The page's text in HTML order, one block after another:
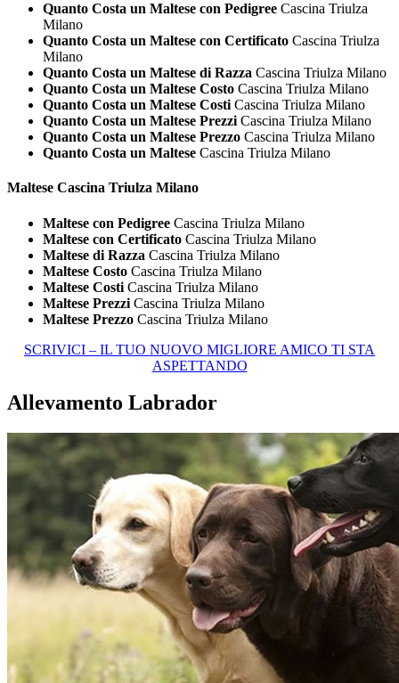
Quanto Costa un Maltese con Pedigree Cascina Triulza
Milano
Quanto Costa un Maltese con Certificato Cascina Triulza
Milano
Quanto Costa un Maltese di Razza Cascina Triulza Milano
Quanto Costa un Maltese Costo Cascina Triulza Milano
Quanto Costa un Maltese Costi Cascina Triulza Milano
Quanto Costa un Maltese Prezzi Cascina Triulza Milano
Quanto Costa un Maltese Prezzo Cascina Triulza Milano
Quanto Costa un Maltese Cascina Triulza Milano
Maltese Cascina Triulza Milano
Maltese con Pedigree Cascina Triulza Milano
Maltese con Certificato Cascina Triulza Milano
Maltese di Razza Cascina Triulza Milano
Maltese Costo Cascina Triulza Milano
Maltese Costi Cascina Triulza Milano
Maltese Prezzi Cascina Triulza Milano
Maltese Prezzo Cascina Triulza Milano
SCRIVICI – IL TUO NUOVO MIGLIORE AMICO TI STA
ASPETTANDO
Allevamento Labrador